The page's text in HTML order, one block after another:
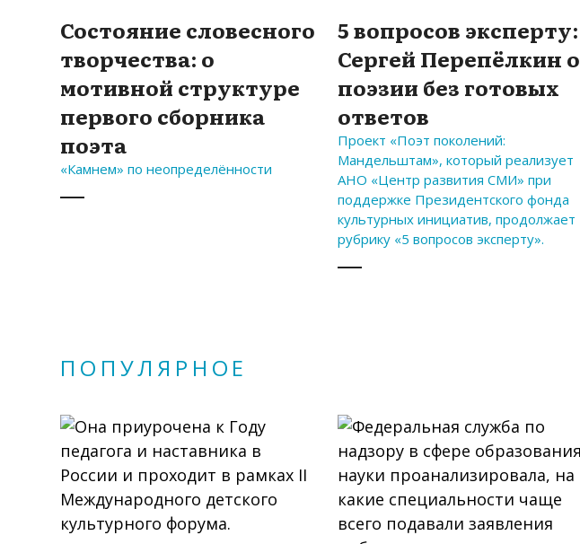
Состояние словесного
творчества: о
мотивной структуре
первого сборника
поэта
«Камнем» по неопределённости
5 вопросов эксперту:
Сергей Перепёлкин о
поэзии без готовых
ответов
Проект «Поэт поколений:
Мандельштам», который реализует
АНО «Центр развития СМИ» при
поддержке Президентского фонда
культурных инициатив, продолжает
рубрику «5 вопросов эксперту».
ПОПУЛЯРНОЕ